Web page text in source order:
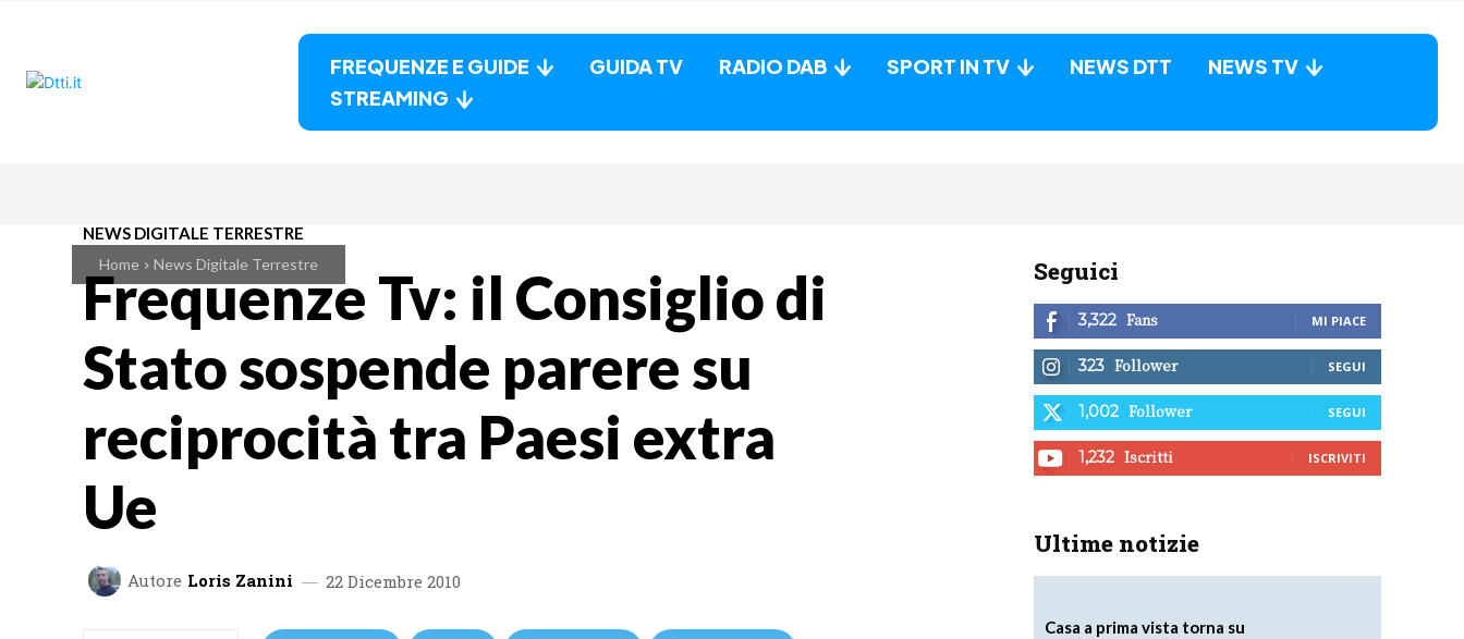
FREQUENZE E GUIDE GUIDA TV RADIO DAB SPORT IN TV NEWS DTT
NEWS TV
STREAMING
Home News Digitale Terrestre
NEWS DIGITALE TERRESTRE
Frequenze Tv: il Consiglio di
Stato sospende parere su
reciprocità tra Paesi extra
Ue
Autore Loris Zanini 22 Dicembre 2010
Seguici
3,322 Fans MI PIACE
323 Follower SEGUI
1,002 Follower SEGUI
1,232 Iscritti ISCRIVITI
Ultime notizie
Casa a prima vista torna su